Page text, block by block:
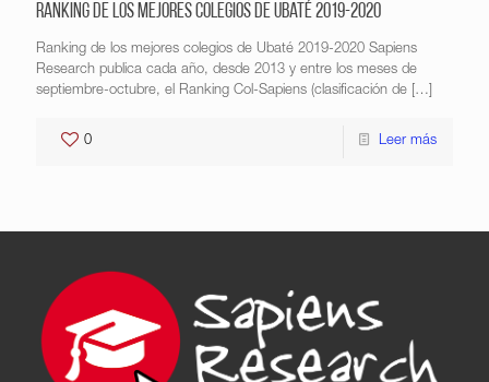
Ranking de los mejores colegios de Ubaté 2019-2020
Ranking de los mejores colegios de Ubaté 2019-2020 Sapiens
Research publica cada año, desde 2013 y entre los meses de
septiembre-octubre, el Ranking Col-Sapiens (clasificación de […]
0 Leer más